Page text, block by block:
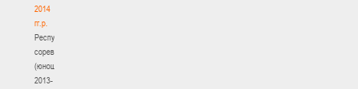
2014
гг.р.
Республиканские
соревнования
(юноши)
2013-